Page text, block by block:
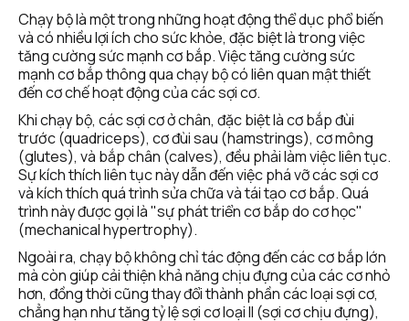
Chạy bộ là một trong những hoạt động thể dục phổ biến
và có nhiều lợi ích cho sức khỏe, đặc biệt là trong việc
tăng cường sức mạnh cơ bắp. Việc tăng cường sức
mạnh cơ bắp thông qua chạy bộ có liên quan mật thiết
đến cơ chế hoạt động của các sợi cơ.
Khi chạy bộ, các sợi cơ ở chân, đặc biệt là cơ bắp đùi
trước (quadriceps), cơ đùi sau (hamstrings), cơ mông
(glutes), và bắp chân (calves), đều phải làm việc liên tục.
Sự kích thích liên tục này dẫn đến việc phá vỡ các sợi cơ
và kích thích quá trình sửa chữa và tái tạo cơ bắp. Quá
trình này được gọi là "sự phát triển cơ bắp do cơ học"
(mechanical hypertrophy).
Ngoài ra, chạy bộ không chỉ tác động đến các cơ bắp lớn
mà còn giúp cải thiện khả năng chịu đựng của các cơ nhỏ
hơn, đồng thời cũng thay đổi thành phần các loại sợi cơ,
chẳng hạn như tăng tỷ lệ sợi cơ loại II (sợi cơ chịu đựng),